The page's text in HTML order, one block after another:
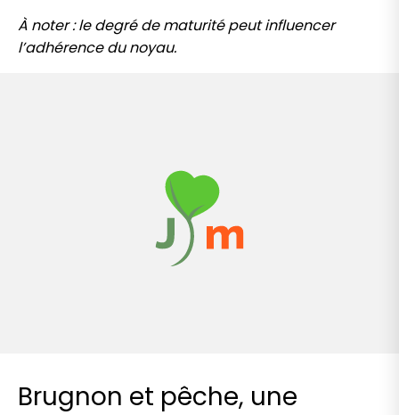
À noter : le degré de maturité peut influencer
l’adhérence du noyau.
Brugnon et pêche, une